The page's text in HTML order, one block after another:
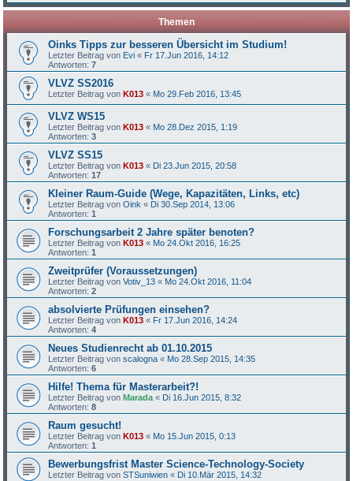
Themen
Oinks Tipps zur besseren Übersicht im Studium!
Letzter Beitrag von Evi « Fr 17.Jun 2016, 14:12
Antworten:7
VLVZ SS2016
Letzter Beitrag von K013 « Mo 29.Feb 2016, 13:45
VLVZ WS15
Letzter Beitrag von K013 « Mo 28.Dez 2015, 1:19
Antworten:3
VLVZ SS15
Letzter Beitrag von K013 « Di 23.Jun 2015, 20:58
Antworten:17
Kleiner Raum-Guide (Wege, Kapazitäten, Links, etc)
Letzter Beitrag vonOink « Di 30.Sep 2014, 13:06
Antworten:1
Forschungsarbeit 2 Jahre später benoten?
Letzter Beitrag von K013 « Mo 24.Okt 2016, 16:25
Antworten:1
Zweitprüfer (Voraussetzungen)
Letzter Beitrag vonVotiv_13 « Mo 24.Okt 2016, 11:04
Antworten:2
absolvierte Prüfungen einsehen?
Letzter Beitrag von K013 « Fr 17.Jun 2016, 14:24
Antworten:4
Neues Studienrecht ab 01.10.2015
Letzter Beitrag vonscalogna « Mo 28.Sep 2015, 14:35
Antworten:6
Hilfe! Thema für Masterarbeit?!
Letzter Beitrag von Marada « Di 16.Jun 2015, 8:32
Antworten:8
Raum gesucht!
Letzter Beitrag von K013 « Mo 15.Jun 2015, 0:13
Antworten:1
Bewerbungsfrist Master Science-Technology-Society
Letzter Beitrag vonSTSuniwien « Di 10.Mär 2015, 14:32